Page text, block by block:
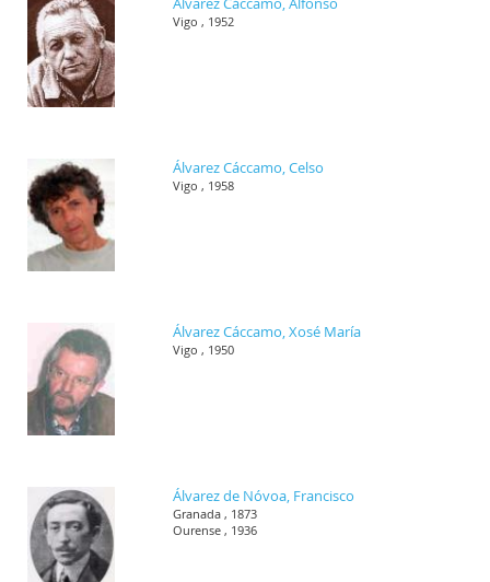
Vigo , 1952
Álvarez Cáccamo, Celso
Vigo , 1958
Álvarez Cáccamo, Xosé María
Vigo , 1950
Álvarez de Nóvoa, Francisco
Granada , 1873
Ourense , 1936